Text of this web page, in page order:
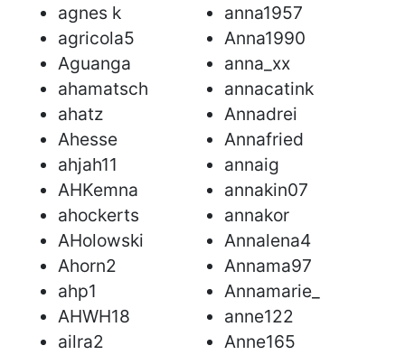
agnes k
agricola5
Aguanga
ahamatsch
ahatz
Ahesse
ahjah11
AHKemna
ahockerts
AHolowski
Ahorn2
ahp1
AHWH18
ailra2
anna1957
Anna1990
anna_xx
annacatink
Annadrei
Annafried
annaig
annakin07
annakor
Annalena4
Annama97
Annamarie_
anne122
Anne165